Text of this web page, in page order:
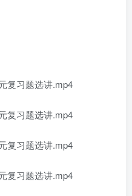
复习题选讲.mp4
复习题选讲.mp4
复习题选讲.mp4
复习题选讲.mp4